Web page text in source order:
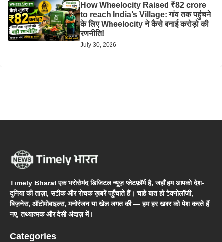
How Wheelocity Raised ₹82 crore
to reach India’s Village: गांव तक पहुंचने
के लिए Wheelocity ने कैसे बनाई करोड़ो की
रणनीति!
July 30, 2026
Timely Bharat एक भरोसेमंद डिजिटल न्यूज़ प्लेटफ़ॉर्म है, जहाँ हम आपको देश-
दुनिया की ताज़ा, सटीक और रोचक ख़बरें पहुँचाते हैं। चाहे बात हो टेक्नोलॉजी,
बिज़नेस, ऑटोमोबाइल्स, मनोरंजन या खेल जगत की — हम हर खबर को पेश करते हैं
नए, तथ्यात्मक और देसी अंदाज़ में।
Categories